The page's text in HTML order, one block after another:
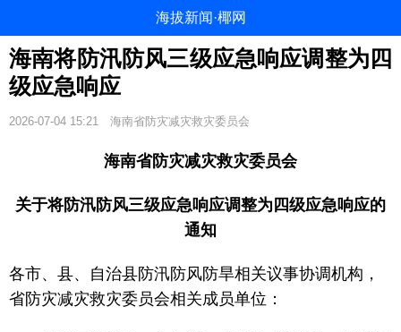
海拔新闻·椰网
海南将防汛防风三级应急响应调整为四
级应急响应
2026-07-04 15:21 海南省防灾减灾救灾委员会
海南省防灾减灾救灾委员会
关于将防汛防风三级应急响应调整为 四级应急响应的
通知
各市、县、自治县防汛防风防旱相关议事协调机构，
省防灾减灾救灾委员会相关成员单位：